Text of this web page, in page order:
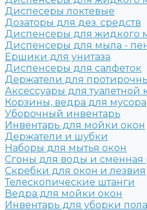
Диспесеры локтевые
Дозаторы для дез. средств
Диспенсеры для жидкого
Диспенсеры для мыла -
Ершики для унитаза
Диспенсеры для салфеток
Держатели для
Аксессуары для туалетной
Корзины, ведра для мусора
Уборочный инвентарь
Инвентарь для мойки окон
Держатели и шубки
Наборы для мытья окон
Сгоны для воды и сменная
Скребки для окон и лезвия
Телескопические штанги
Ведра для мойки окон
Инвентарь для уборки пола